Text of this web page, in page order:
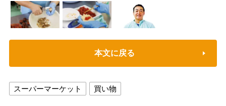
本文に戻る
スーパーマーケット 買い物